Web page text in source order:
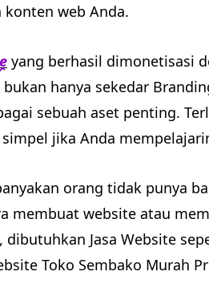
web Anda.
yang berhasil dimonetisasi
hanya sekedar
sebuah aset penting.
jika Anda
orang tidak punya
membuat website atau
dibutuhkan Jasa Website
Toko Sembako Murah